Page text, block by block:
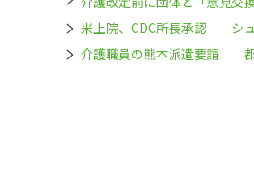
米上院、CDC所長承認 シ
介護職員の熊本派遣要請 都